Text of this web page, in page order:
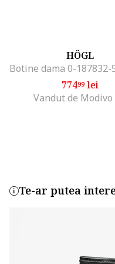
HÖGL
77499lei
Vandut de Modivo
Te-ar putea